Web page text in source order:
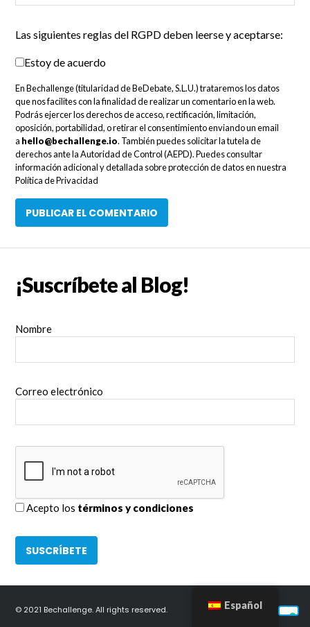
Las siguientes reglas del RGPD deben leerse y aceptarse:
Estoy de acuerdo
En Bechallenge (titularidad de BeDebate, S.L.U.) trataremos los datos
que nos facilites con la finalidad de realizar un comentario en la web.
Podrás ejercer los derechos de acceso, rectificación, limitación,
oposición, portabilidad, o retirar el consentimiento enviando un email
a hello@bechallenge.io. También puedes solicitar la tutela de
derechos ante la Autoridad de Control (AEPD). Puedes consultar
información adicional y detallada sobre protección de datos en nuestra
Política de Privacidad
¡Suscríbete al Blog!
Nombre
Correo electrónico
Acepto los términos y condiciones
© 2021 Bechallenge. All rights reserved. Español